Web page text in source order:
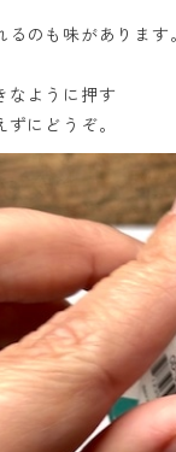
るのも味があります
ように押す
にどうぞ。